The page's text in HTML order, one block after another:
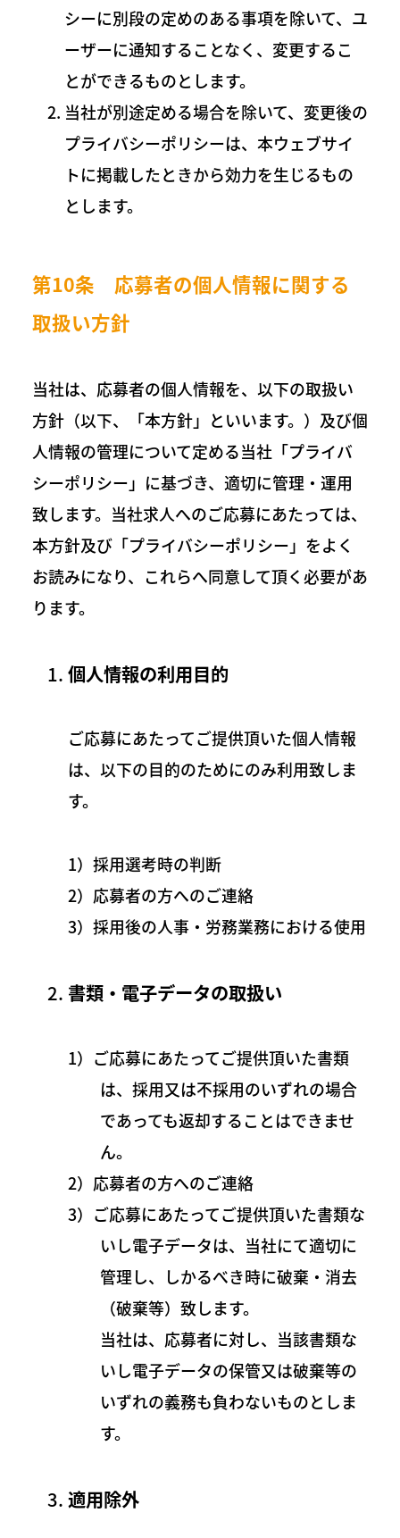
シーに別段の定めのある事項を除いて、ユ
ーザーに通知することなく、変更するこ
とができるものとします。
当社が別途定める場合を除いて、変更後の
プライバシーポリシーは、本ウェブサイ
トに掲載したときから効力を生じるもの
とします。
第10条 応募者の個人情報に関する
取扱い方針
当社は、応募者の個人情報を、以下の取扱い
方針（以下、「本方針」といいます。）及び個
人情報の管理について定める当社「プライバ
シーポリシー」に基づき、適切に管理・運用
致します。当社求人へのご応募にあたっては、
本方針及び「プライバシーポリシー」をよく
お読みになり、これらへ同意して頂く必要があ
ります。
個人情報の利用目的
ご応募にあたってご提供頂いた個人情報
は、以下の目的のためにのみ利用致しま
す。
1）採用選考時の判断
2）応募者の方へのご連絡
3）採用後の人事・労務業務における使用
書類・電子データの取扱い
1）ご応募にあたってご提供頂いた書類
は、採用又は不採用のいずれの場合
であっても返却することはできませ
ん。
2）応募者の方へのご連絡
3）ご応募にあたってご提供頂いた書類な
いし電子データは、当社にて適切に
管理し、しかるべき時に破棄・消去
（破棄等）致します。
当社は、応募者に対し、当該書類な
いし電子データの保管又は破棄等の
いずれの義務も負わないものとしま
す。
適用除外